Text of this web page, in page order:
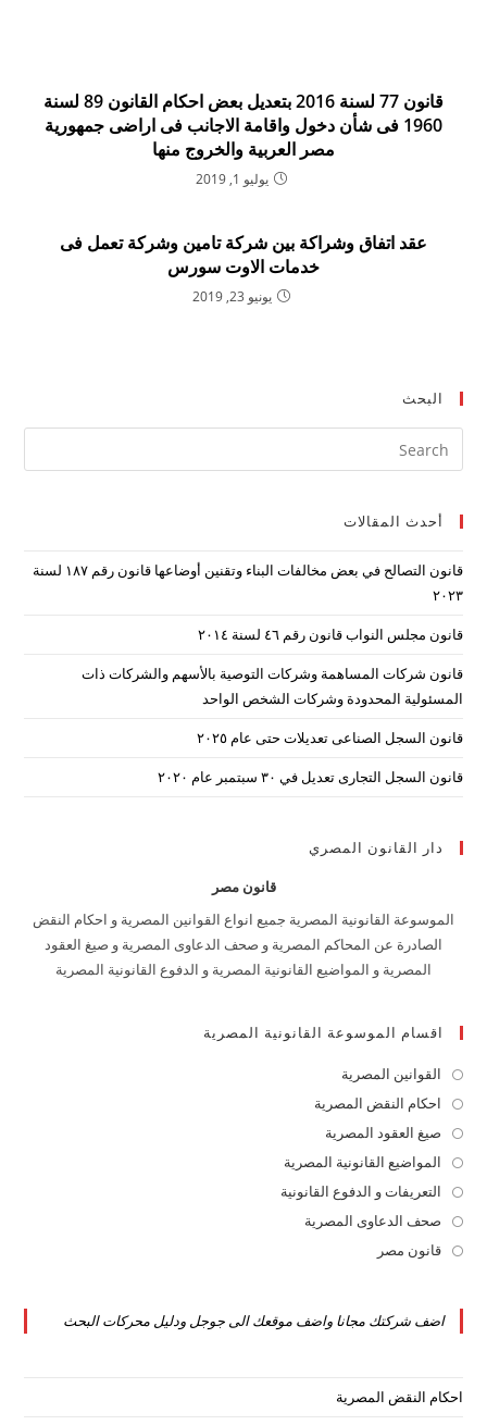
قانون 77 لسنة 2016 بتعديل بعض احكام القانون 89 لسنة
1960 فى شأن دخول واقامة الاجانب فى اراضى جمهورية
مصر العربية والخروج منها
يوليو 1, 2019
عقد اتفاق وشراكة بين شركة تامين وشركة تعمل فى
خدمات الاوت سورس
يونيو 23, 2019
البحث
أحدث المقالات
قانون التصالح في بعض مخالفات البناء وتقنين أوضاعها قانون رقم ۱۸۷ لسنة
۲۰۲۳
قانون مجلس النواب قانون رقم ٤٦ لسنة ٢٠١٤
قانون شركات المساهمة وشركات التوصية بالأسهم والشركات ذات
المسئولية المحدودة وشركات الشخص الواحد
قانون السجل الصناعى تعديلات حتى عام ٢٠٢٥
قانون السجل التجارى تعديل في ٣٠ سبتمبر عام ٢٠٢٠
دار القانون المصري
قانون مصر
الموسوعة القانونية المصرية جميع انواع القوانين المصرية و احكام النقض
الصادرة عن المحاكم المصرية و صحف الدعاوى المصرية و صيغ العقود
المصرية و المواضيع القانونية المصرية و الدفوع القانونية المصرية
اقسام الموسوعة القانونية المصرية
القوانين المصرية
in
a
new
tab
احكام النقض المصرية
a
new
صيغ العقود المصرية
in
a
new
المواضيع القانونية المصرية
inالتعريفات و الدفوع القانونية
صحف الدعاوى المصرية
tab
قانون مصر
new
اضف شركتك مجانا واضف موقعك الى جوجل ودليل محركات البحث
احكام النقض المصرية